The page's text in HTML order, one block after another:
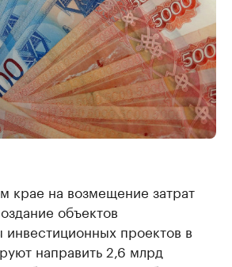
крае на возмещение затрат
объектов
проектов в
направить 2,6 млрд